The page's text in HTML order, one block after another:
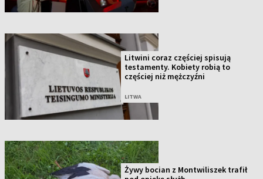
Litwini coraz częściej spisują
testamenty. Kobiety robią to
częściej niż mężczyźni
LITWA
Żywy bocian z Montwiliszek trafił